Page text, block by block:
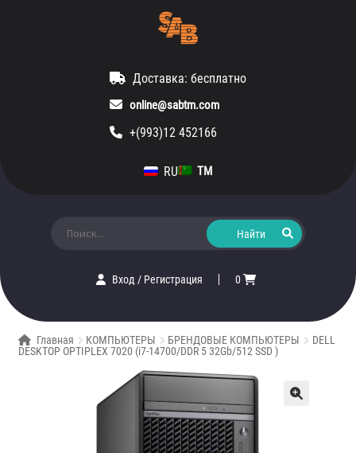
Доставка: бесплатно
online@sabtm.com
+(993)12 452166
RU TM
Вход/ Регистрация 0
Главная КОМПЬЮТЕРЫ БРЕНДОВЫЕ КОМПЬЮТЕРЫ
DELL
DESKTOP OPTIPLEX 7020 (i7-14700/DDR 5 32Gb/512 SSD )